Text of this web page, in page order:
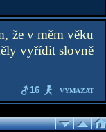
že v měm věku
vyřídit slovně
16 VYMAZAT